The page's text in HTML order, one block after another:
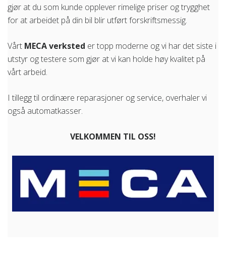
gjør at du som kunde opplever rimelige priser og trygghet
for at arbeidet på din bil blir utført forskriftsmessig.
Vårt MECA verksted er topp moderne og vi har det siste i
utstyr og testere som gjør at vi kan holde høy kvalitet på
vårt arbeid.
I tillegg til ordinære reparasjoner og service, overhaler vi
også automatkasser.
VELKOMMEN TIL OSS!